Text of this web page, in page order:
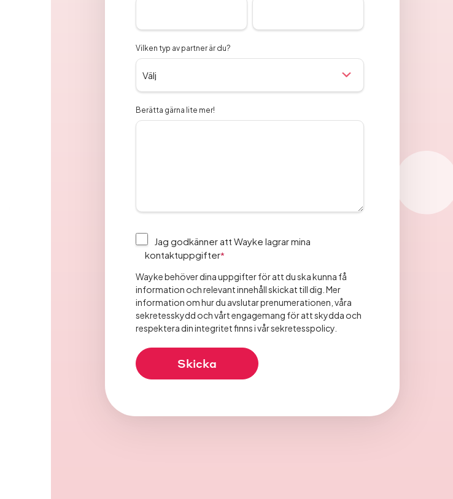
Vilken typ av partner är du?
Berätta gärna lite mer!
Jag godkänner att Wayke lagrar mina
kontaktuppgifter*
Wayke behöver dina uppgifter för att du ska kunna få
information och relevant innehåll skickat till dig. Mer
information om hur du avslutar prenumerationen, våra
sekretesskydd och vårt engagemang för att skydda och
respektera din integritet finns i vår sekretesspolicy.